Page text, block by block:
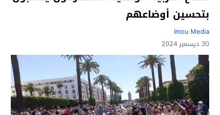
بتحسين أوضاعهم
Imou Media
30 ديسمبر 2024